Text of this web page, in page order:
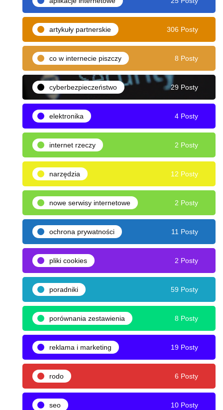
artykuły partnerskie 306 Posty
co w internecie piszczy 8 Posty
cyberbezpieczeństwo 29 Posty
elektronika 4 Posty
internet rzeczy 2 Posty
narzędzia 12 Posty
nowe serwisy internetowe 2 Posty
ochrona prywatności 11 Posty
pliki cookies 2 Posty
poradniki 59 Posty
porównania zestawienia 8 Posty
reklama i marketing 19 Posty
rodo 6 Posty
seo 10 Posty